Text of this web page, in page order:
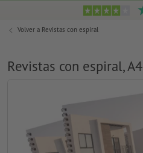
Volver a Revistas con espiral
Revistas con espiral, A4